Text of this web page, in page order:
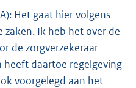
Het gaat hier volgens
zaken. Ik heb het over de
de zorgverzekeraar
heeft daartoe regelgeving
voorgelegd aan het